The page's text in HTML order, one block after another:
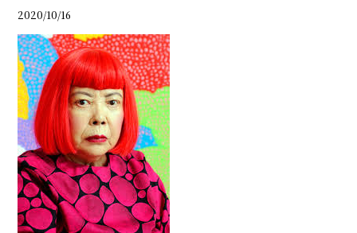
2020/10/16